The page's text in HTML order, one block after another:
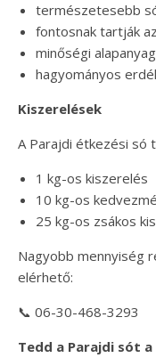
természetesebb
fontosnak tartják
minőségi
hagyományos
Kiszerelések
A Parajdi étkezési só
1 kg-os kiszerelés
10 kg-os
25 kg-os zsákos
Nagyobb mennyiség
elérhető:
📞 06-30-468-3293
Tedd a Parajdi sót